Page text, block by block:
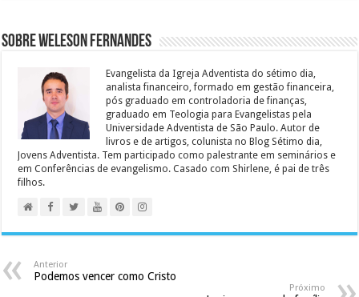
Sobre Weleson Fernandes
Evangelista da Igreja Adventista do sétimo dia,
analista financeiro, formado em gestão financeira,
pós graduado em controladoria de finanças,
graduado em Teologia para Evangelistas pela
Universidade Adventista de São Paulo. Autor de
livros e de artigos, colunista no Blog Sétimo dia,
Jovens Adventista. Tem participado como palestrante em seminários e
em Conferências de evangelismo. Casado com Shirlene, é pai de três
filhos.
Anterior
Podemos vencer como Cristo
Próximo